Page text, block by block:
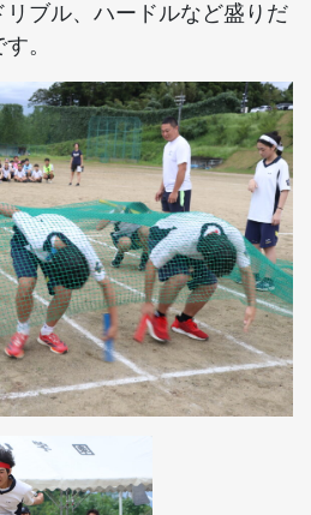
リブル、ハードルなど盛りだ
。